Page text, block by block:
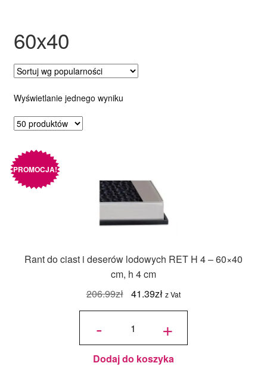
Wyprzedaż
Nowości
60x40
Wyświetlanie jednego wyniku
Rant do ciast i deserów lodowych RET H 4 – 60×40
cm, h 4 cm
PROMOCJA!
206.99zł Pierwotna
cena
wynosiła:
41.39złAktualna
cena
41.39zł.
z Vat
-
ilość
deserów
lodowych
RET H 4
- 60x40
cm, h 4
+
Dodaj do koszyka